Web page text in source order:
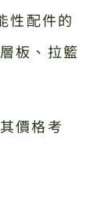
性配件的
板、拉籃
價格考